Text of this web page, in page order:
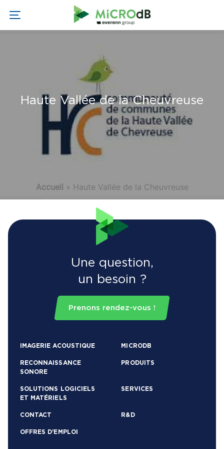
Haute Vallée de la Cheuvreuse
Accueil » Haute Vallée de la Cheuvreuse
Une question,
un besoin ?
Prenons rendez-vous !
IMAGERIE ACOUSTIQUE MICRODB
RECONNAISSANCE
SONORE
PRODUITS
SOLUTIONS LOGICIELS
ET MATÉRIELS
SERVICES
CONTACT R&D
OFFRES D’EMPLOI